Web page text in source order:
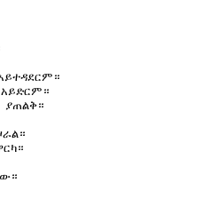
ያጠልቅ።